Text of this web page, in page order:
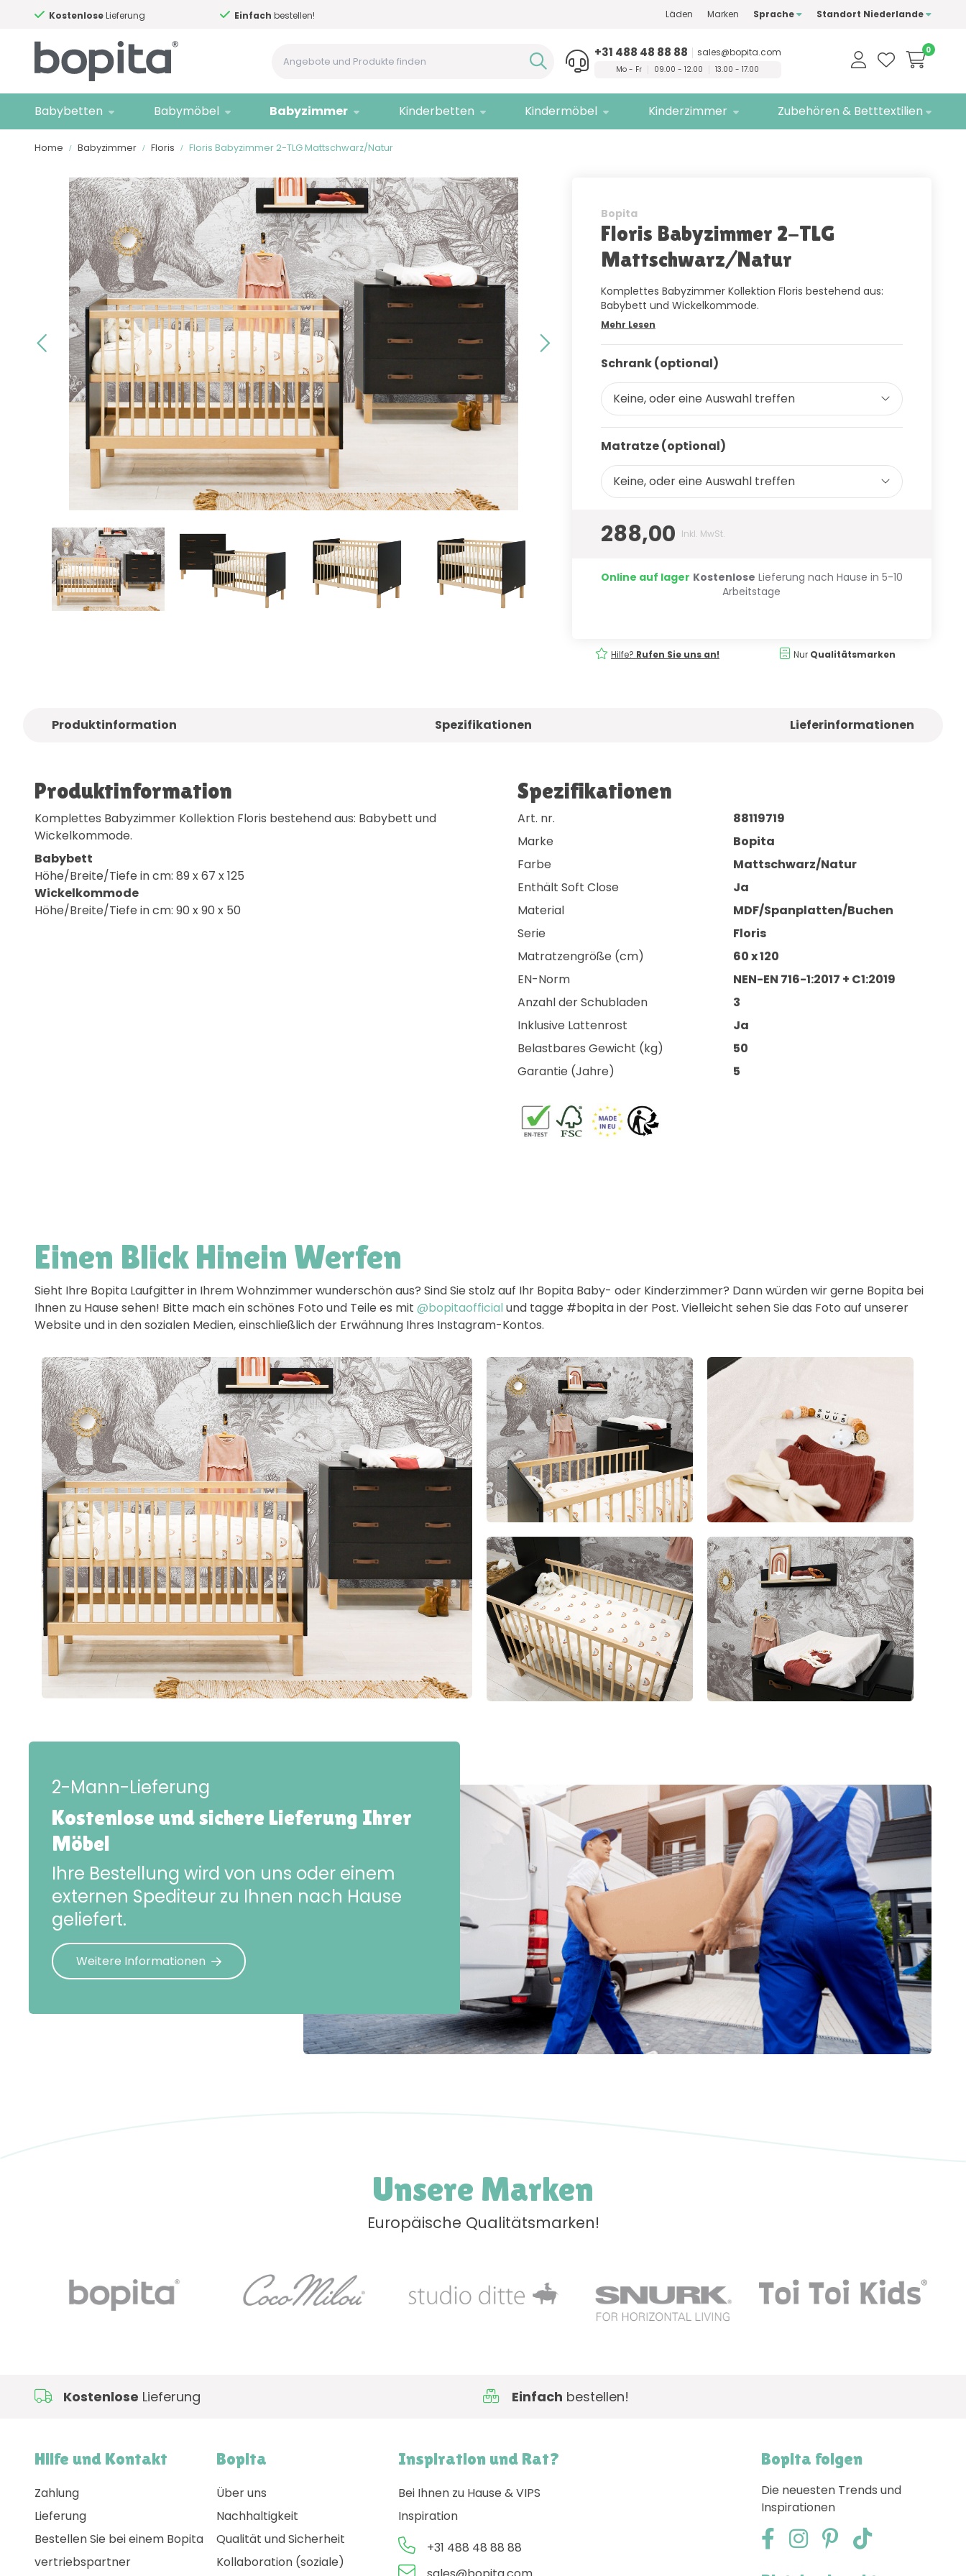
KostenloseLieferung Einfach bestellen! Qualitätsmarken KostenloseLieferung
Läden Marken Sprache Standort Niederlande
0
+31 488 48 88 88 sales@bopita.com
Mo - Fr 09.00 - 12.00 13.00 - 17.00
Babybetten Babymöbel Babyzimmer Kinderbetten Kindermöbel Kinderzimmer Zubehören & Betttextilien
Home Babyzimmer Floris Floris Babyzimmer 2-TLG Mattschwarz/Natur
Bopita
Floris Babyzimmer 2-TLG
Mattschwarz/Natur
Komplettes Babyzimmer Kollektion Floris bestehend aus:
Babybett und Wickelkommode.
Mehr Lesen
Schrank (optional)
Keine, oder eine Auswahl treffen
Matratze (optional)
Keine, oder eine Auswahl treffen
288,00 Inkl. MwSt.
Online auf lager Kostenlose Lieferung nach Hause in 5-10
Arbeitstage
Hilfe? Rufen Sie uns an! Nur Qualitätsmarken
Produktinformation Spezifikationen Lieferinformationen
Produktinformation
Komplettes Babyzimmer Kollektion Floris bestehend aus: Babybett und
Wickelkommode.
Babybett
Höhe/Breite/Tiefe in cm: 89 x 67 x 125
Wickelkommode
Höhe/Breite/Tiefe in cm: 90 x 90 x 50
Spezifikationen
Art. nr.
88119719
Marke
Bopita
Farbe
Mattschwarz/Natur
Enthält Soft Close
Ja
Material
MDF/Spanplatten/Buchen
Serie
Floris
Matratzengröße (cm)
60 x 120
EN-Norm
NEN-EN 716-1:2017 + C1:2019
Anzahl der Schubladen
3
Inklusive Lattenrost
Ja
Belastbares Gewicht (kg)
50
Garantie (Jahre)
5
Einen Blick Hinein Werfen
Sieht Ihre Bopita Laufgitter in Ihrem Wohnzimmer wunderschön aus? Sind Sie stolz auf Ihr Bopita Baby- oder Kinderzimmer? Dann würden wir gerne Bopita bei
Ihnen zu Hause sehen! Bitte mach ein schönes Foto und Teile es mit @bopitaofficial und tagge #bopita in der Post. Vielleicht sehen Sie das Foto auf unserer
Website und in den sozialen Medien, einschließlich der Erwähnung Ihres Instagram-Kontos.
2-Mann-Lieferung
Kostenlose und sichere Lieferung Ihrer
Möbel
Ihre Bestellung wird von uns oder einem
externen Spediteur zu Ihnen nach Hause
geliefert.
Weitere Informationen
Unsere Marken
Europäische Qualitätsmarken!
Kostenlose Lieferung Einfach bestellen!
Hilfe und Kontakt
Zahlung
Lieferung
Bestellen Sie bei einem Bopita
vertriebspartner
Bopita
Über uns
Nachhaltigkeit
Qualität und Sicherheit
Kollaboration (soziale)
Inspiration und Rat?
Bei Ihnen zu Hause & VIPS
Inspiration
+31 488 48 88 88
Bopita folgen
Die neuesten Trends und
Inspirationen